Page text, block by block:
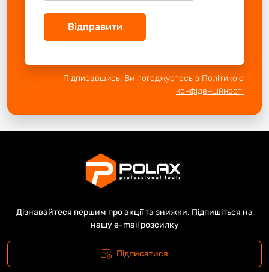
Відправити
Підписавшись, Ви погоджуєтесь з Політикою
конфіденційності
Дізнавайтеся першим про акції та знижки. Підпишіться на
нашу e-mail розсилку
Підписатися